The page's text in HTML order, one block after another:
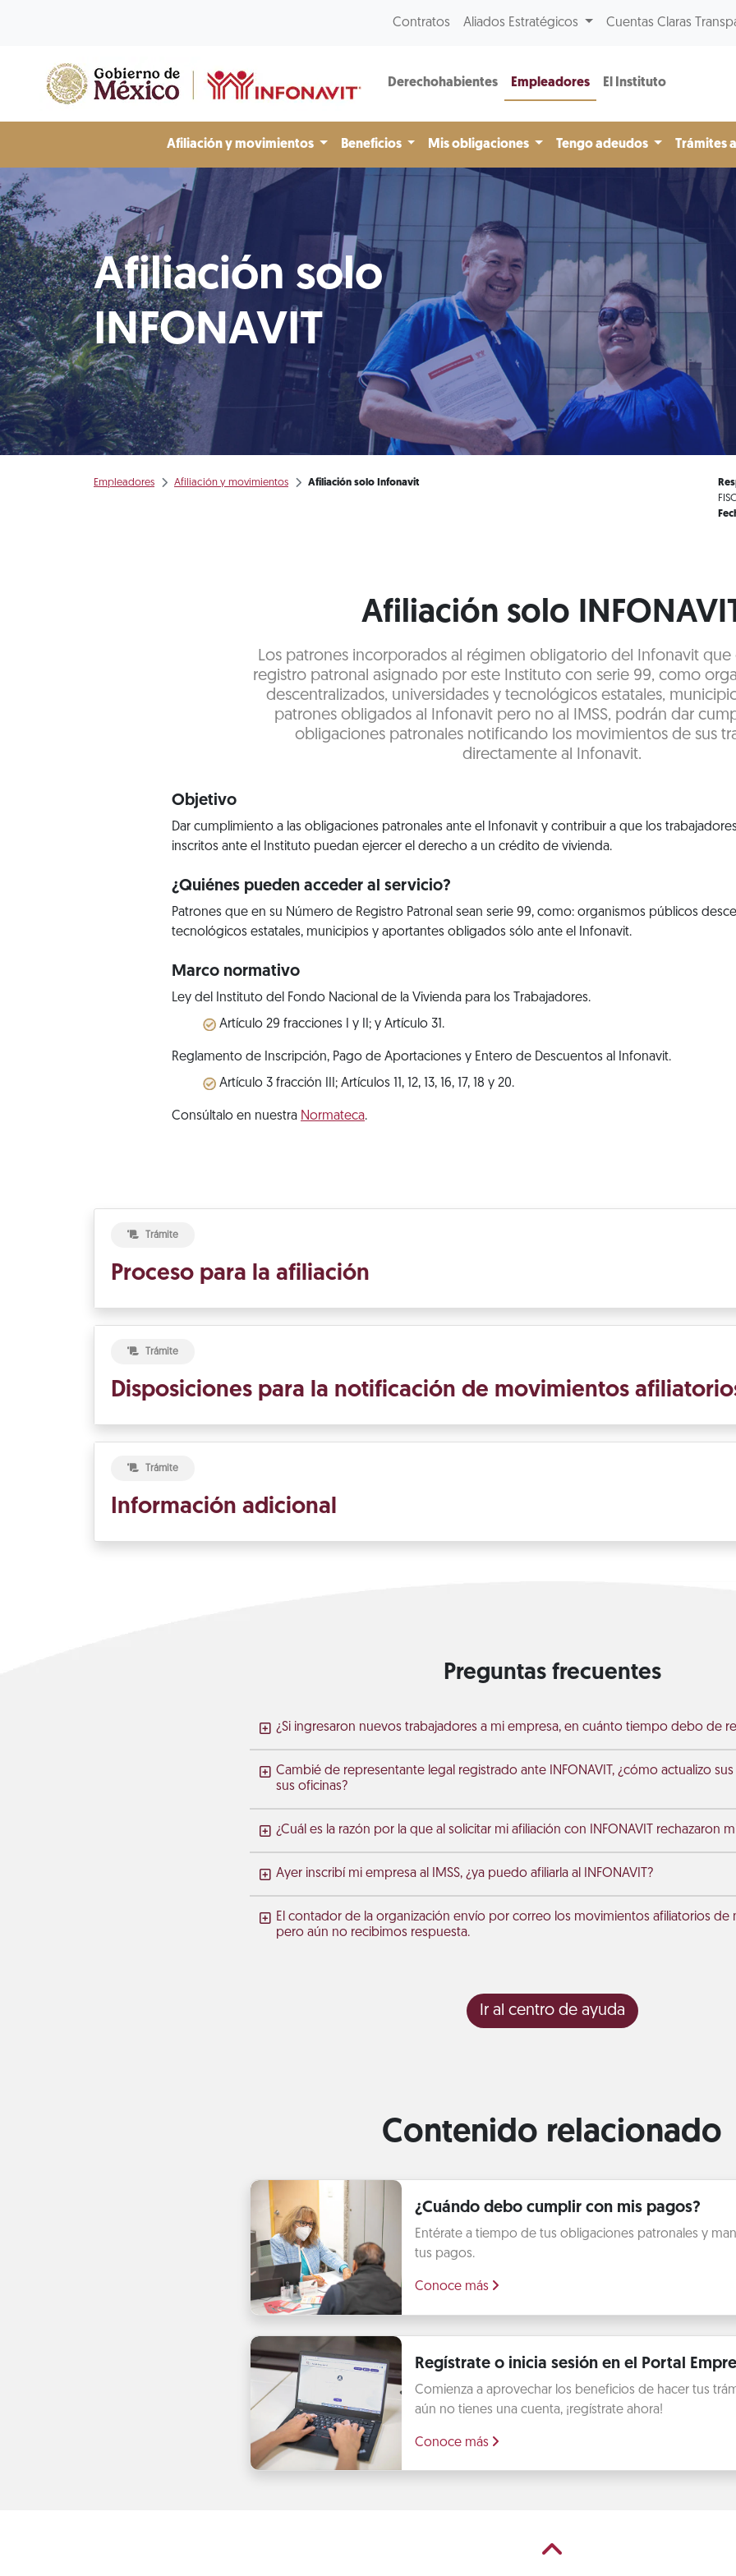
Contratos Aliados Estratégicos Cuentas Claras
Derechohabientes Empleadores El Instituto
Afiliación y movimientos Beneficios Mis obligaciones Tengo adeudos Trámites
Afiliación solo
INFONAVIT
Empleadores Afiliación y movimientos Afiliación solo Infonavit
Afiliación solo
Los patrones incorporados al régimen obligatorio del Infonavit
registro patronal asignado por este Instituto con serie 99, como
descentralizados, universidades y tecnológicos estatales,
patrones obligados al Infonavit pero no al IMSS, podrán dar
obligaciones patronales notificando los movimientos de sus
directamente al Infonavit.
Objetivo
Dar cumplimiento a las obligaciones patronales ante el Infonavit y contribuir a que los
inscritos ante el Instituto puedan ejercer el derecho a un crédito de vivienda.
¿Quiénes pueden acceder al servicio?
Patrones que en su Número de Registro Patronal sean serie 99, como: organismos públicos
tecnológicos estatales, municipios y aportantes obligados sólo ante el Infonavit.
Marco normativo
Ley del Instituto del Fondo Nacional de la Vivienda para los Trabajadores.
Artículo 29 fracciones I y II; y Artículo 31.
Reglamento de Inscripción, Pago de Aportaciones y Entero de Descuentos al Infonavit.
Artículo 3 fracción III; Artículos 11, 12, 13, 16, 17, 18 y 20.
Consúltalo en nuestra Normateca.
Trámite
Proceso para la afiliación
Trámite
Disposiciones para la notificación de movimientos
Trámite
Información adicional
Preguntas frecuentes
¿Si ingresaron nuevos trabajadores a mi empresa, en cuánto tiempo debo de
Cambié de representante legal registrado ante INFONAVIT, ¿cómo actualizo
sus oficinas?
¿Cuál es la razón por la que al solicitar mi afiliación con INFONAVIT rechazaron mi
Ayer inscribí mi empresa al IMSS, ¿ya puedo afiliarla al INFONAVIT?
El contador de la organización envío por correo los movimientos afiliatorios de
pero aún no recibimos respuesta.
Ir al centro de ayuda
Contenido relacionado
¿Cuándo debo cumplir con mis pagos?
Entérate a tiempo de tus obligaciones patronales y
tus pagos.
Conoce más
Regístrate o inicia sesión en el Portal
Comienza a aprovechar los beneficios de hacer tus
aún no tienes una cuenta, ¡regístrate ahora!
Conoce más